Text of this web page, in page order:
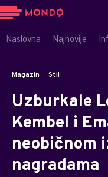
Naslovna Najnovije
Magazin Stil
Uzburkale
Kembel i
neobičnom
nagradama